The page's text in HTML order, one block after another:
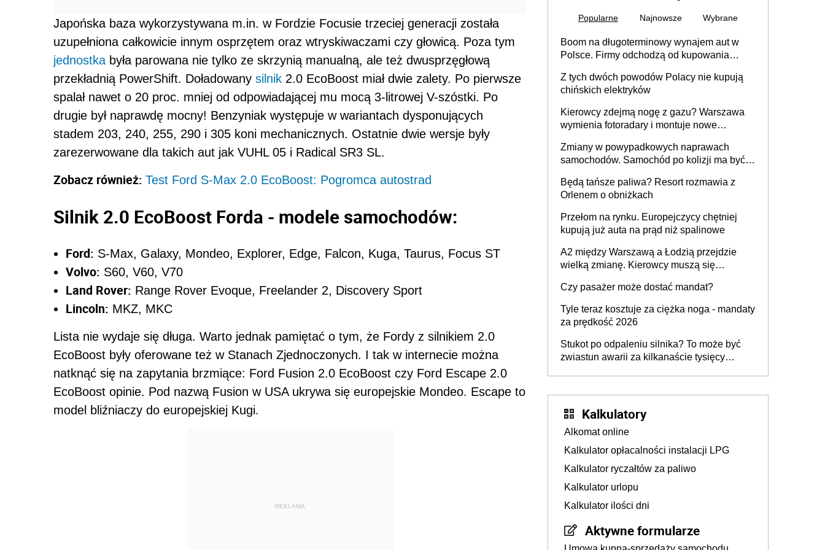
Japońska baza wykorzystywana m.in. w Fordzie Focusie trzeciej generacji została
uzupełniona całkowicie innym osprzętem oraz wtryskiwaczami czy głowicą. Poza tym
jednostka była parowana nie tylko ze skrzynią manualną, ale też dwusprzęgłową
przekładnią PowerShift. Doładowany silnik 2.0 EcoBoost miał dwie zalety. Po pierwsze
spalał nawet o 20 proc. mniej od odpowiadającej mu mocą 3-litrowej V-szóstki. Po
drugie był naprawdę mocny! Benzyniak występuje w wariantach dysponujących
stadem 203, 240, 255, 290 i 305 koni mechanicznych. Ostatnie dwie wersje były
zarezerwowane dla takich aut jak VUHL 05 i Radical SR3 SL.
Zobacz również: Test Ford S-Max 2.0 EcoBoost: Pogromca autostrad
Silnik 2.0 EcoBoost Forda - modele samochodów:
Ford: S-Max, Galaxy, Mondeo, Explorer, Edge, Falcon, Kuga, Taurus, Focus ST
Volvo: S60, V60, V70
Land Rover: Range Rover Evoque, Freelander 2, Discovery Sport
Lincoln: MKZ, MKC
Lista nie wydaje się długa. Warto jednak pamiętać o tym, że Fordy z silnikiem 2.0
EcoBoost były oferowane też w Stanach Zjednoczonych. I tak w internecie można
natknąć się na zapytania brzmiące: Ford Fusion 2.0 EcoBoost czy Ford Escape 2.0
EcoBoost opinie. Pod nazwą Fusion w USA ukrywa się europejskie Mondeo. Escape to
model bliźniaczy do europejskiej Kugi.
REKLAMA
Popularne Najnowsze Wybrane
Boom na długoterminowy wynajem aut w
Polsce. Firmy odchodzą od kupowania
Z tych dwóch powodów Polacy nie kupują
chińskich elektryków
Kierowcy zdejmą nogę z gazu? Warszawa
wymienia fotoradary i montuje nowe
Zmiany w powypadkowych naprawach
samochodów. Samochód po kolizji ma być
technologią producenta
Będą tańsze paliwa? Resort rozmawia z
Orlenem o obniżkach
Przełom na rynku. Europejczycy chętniej
kupują już auta na prąd niż spalinowe
A2 między Warszawą a Łodzią przejdzie
wielką zmianę. Kierowcy muszą się
Czy pasażer może dostać mandat?
Tyle teraz kosztuje za ciężka noga - mandaty
za prędkość 2026
Stukot po odpaleniu silnika? To może być
zwiastun awarii za kilkanaście tysięcy
Kalkulatory
Alkomat online
Kalkulator opłacalności instalacji LPG
Kalkulator ryczałtów za paliwo
Kalkulator urlopu
Kalkulator ilości dni
Aktywne formularze